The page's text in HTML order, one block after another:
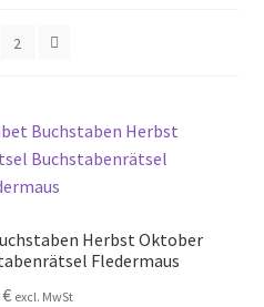
2
Herbst Oktober
Fledermaus
€ excl. MwSt